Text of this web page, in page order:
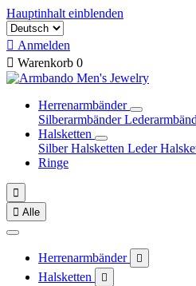
Hauptinhalt einblenden
 Anmelden
 Warenkorb 0
Herrenarmbänder
Silberarmbänder
Halsketten
Silber Halsketten Leder
Ringe

 Alle
Herrenarmbänder 
Halsketten 